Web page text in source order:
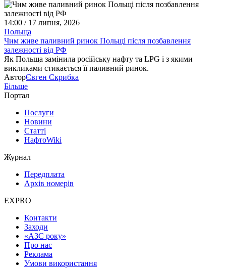
14:00 / 17 липня, 2026
Польща
Чим живе паливний ринок Польщі після позбавлення
залежності від РФ
Як Польща замінила російську нафту та LPG і з якими
викликами стикається її паливний ринок.
АвторЄвген Скрибка
Більше
Портал
Послуги
Новини
Статті
НафтоWiki
Журнал
Передплата
Архів номерів
EXPRO
Контакти
Заходи
«АЗС року»
Про нас
Реклама
Умови використання